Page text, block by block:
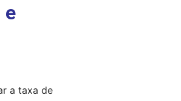
e
a taxa de